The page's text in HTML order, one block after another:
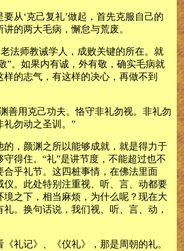
从‘克己复礼’做起，首先克服自己的
的两大毛病，懈怠与荒废。
老法师教诫学人，成败关键的所在。就
”。如果内有诚，外有敬，确实毛病就
样的志气，有这样的决心，再做不到
善用克己功夫。恪守非礼勿视。非礼勿
礼勿动之圣训。”
的，颜渊之所以能够成就，就是得力于
得住。“礼”是讲节度，不能超过也不
合乎礼节。这四桩事情，在佛法里面
仪。此处特别注重视、听、言、动都要
境之下，相当麻烦，为什么呢？现在大
。换句话说，我们视、听、言、动，
礼记》、《仪礼》，那是周朝的礼。